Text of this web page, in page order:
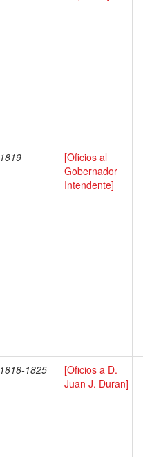
1819
[Oficios al
Gobernador
Intendente]
1818-1825
[Oficios a D.
Juan J. Duran]